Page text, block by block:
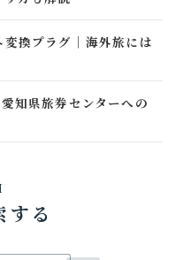
換プラグ│海外旅には
知県旅券センターへの
する